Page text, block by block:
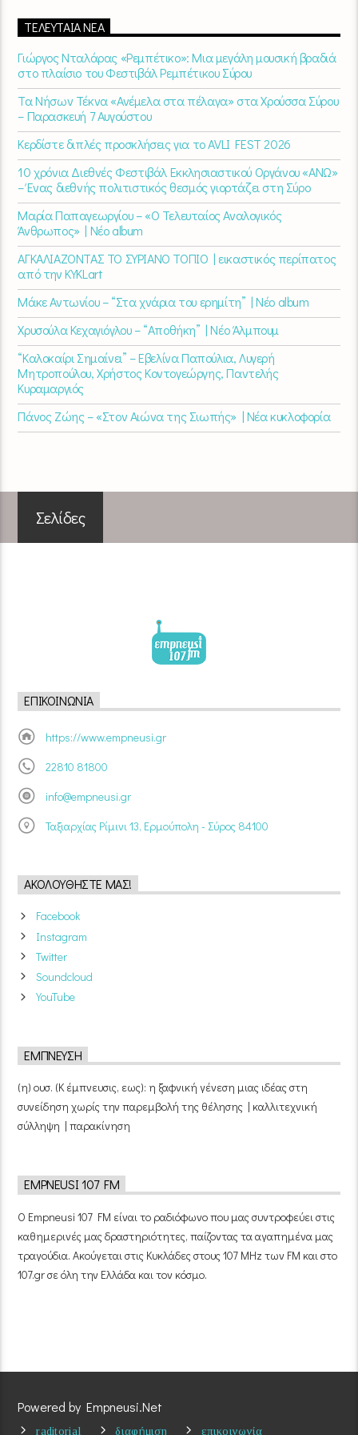
ΤΕΛΕΥΤΑΊΑ ΝΈΑ
Γιώργος Νταλάρας «Ρεμπέτικο»: Μια μεγάλη μουσική βραδιά
στο πλαίσιο του Φεστιβάλ Ρεμπέτικου Σύρου
Τα Νήσων Τέκνα «Ανέμελα στα πέλαγα» στα Χρούσσα Σύρου
– Παρασκευή 7 Αυγούστου
Κερδίστε διπλές προσκλήσεις για το AVLI FEST 2026
10 χρόνια Διεθνές Φεστιβάλ Εκκλησιαστικού Οργάνου «ΑΝΩ»
– Ένας διεθνής πολιτιστικός θεσμός γιορτάζει στη Σύρο​
Μαρία Παπαγεωργίου – «Ο Τελευταίος Αναλογικός
Άνθρωπος» | Νέο album
ΑΓΚΑΛΙΑΖΟΝΤΑΣ ΤΟ ΣΥΡΙΑΝΟ ΤΟΠΙΟ | εικαστικός περίπατος
από την KYKLart
Μάκε Αντωνίου – “Στα χνάρια του ερημίτη” | Νέο album
Χρυσούλα Κεχαγιόγλου – “Αποθήκη” | Νέο Άλμπουμ
“Καλοκαίρι Σημαίνει” – Εβελίνα Παπούλια, Λυγερή
Μητροπούλου, Χρήστος Κοντογεώργης, Παντελής
Κυραμαργιός
Πάνος Ζώης – «Στον Αιώνα της Σιωπής» | Νέα κυκλοφορία
Σελίδες
ΕΠΙΚΟΙΝΩΝΊΑ
https://www.empneusi.gr
22810 81800
info@empneusi.gr
Ταξιαρχίας Ρίμινι 13, Ερμούπολη - Σύρος 84100
ΑΚΟΛΟΥΘΉΣΤΕ ΜΑΣ!
Facebook
Instagram
Twitter
Soundcloud
YouTube
ΈΜΠΝΕΥΣΗ
(η) ουσ. (Κ έμπνευσις, εως): η ξαφνική γένεση μιας ιδέας στη
συνείδηση χωρίς την παρεμβολή της θέλησης | καλλιτεχνική
σύλληψη | παρακίνηση
EMPNEUSI 107 FM
Ο Empneusi 107 FM είναι το ραδιόφωνο που μας συντροφεύει στις
καθημερινές μας δραστηριότητες, παίζοντας τα αγαπημένα μας
τραγούδια. Ακούγεται στις Κυκλάδες στους 107 MHz των FM και στο
107.gr σε όλη την Ελλάδα και τον κόσμο.
Powered by Empneusi.Net
raditorial διαφήμιση επικοινωνία